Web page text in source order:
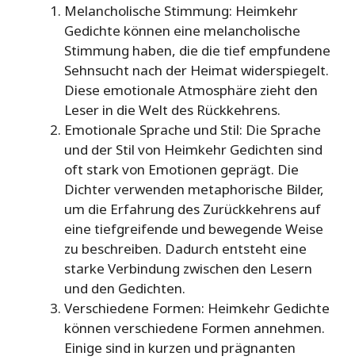
Melancholische Stimmung: Heimkehr
Gedichte können eine melancholische
Stimmung haben, die die tief empfundene
Sehnsucht nach der Heimat widerspiegelt.
Diese emotionale Atmosphäre zieht den
Leser in die Welt des Rückkehrens.
Emotionale Sprache und Stil: Die Sprache
und der Stil von Heimkehr Gedichten sind
oft stark von Emotionen geprägt. Die
Dichter verwenden metaphorische Bilder,
um die Erfahrung des Zurückkehrens auf
eine tiefgreifende und bewegende Weise
zu beschreiben. Dadurch entsteht eine
starke Verbindung zwischen den Lesern
und den Gedichten.
Verschiedene Formen: Heimkehr Gedichte
können verschiedene Formen annehmen.
Einige sind in kurzen und prägnanten